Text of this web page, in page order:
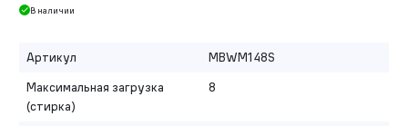
В наличии
Артикул
MBWM148S
Максимальная загрузка
(стирка)
8